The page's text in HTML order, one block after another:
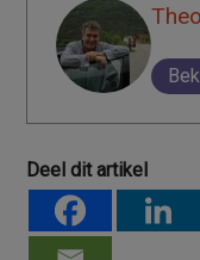
Deel dit artikel